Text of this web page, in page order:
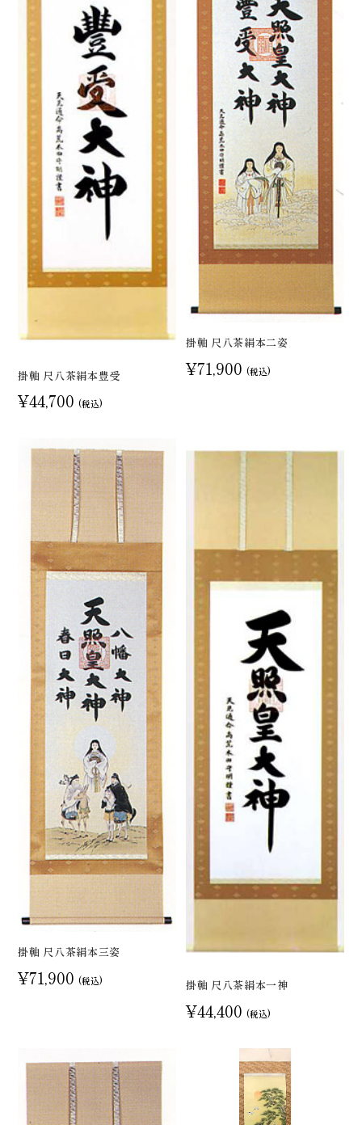
掛軸 尺八茶絹本豊受
¥44,700 (税込)
掛軸 尺八茶絹本二姿
¥71,900 (税込)
掛軸 尺八茶絹本三姿
¥71,900 (税込) 掛軸 尺八茶絹本一神
¥44,400 (税込)